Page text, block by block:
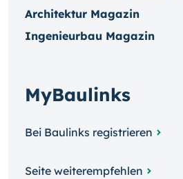
Architektur Magazin
Ingenieurbau Magazin
MyBaulinks
Bei Baulinks registrieren
Seite weiterempfehlen